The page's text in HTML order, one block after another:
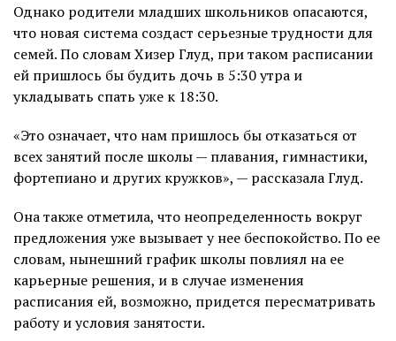
Однако родители младших школьников опасаются,
что новая система создаст серьезные трудности для
семей. По словам Хизер Глуд, при таком расписании
ей пришлось бы будить дочь в 5:30 утра и
укладывать спать уже к 18:30.
«Это означает, что нам пришлось бы отказаться от
всех занятий после школы — плавания, гимнастики,
фортепиано и других кружков», — рассказала Глуд.
Она также отметила, что неопределенность вокруг
предложения уже вызывает у нее беспокойство. По ее
словам, нынешний график школы повлиял на ее
карьерные решения, и в случае изменения
расписания ей, возможно, придется пересматривать
работу и условия занятости.